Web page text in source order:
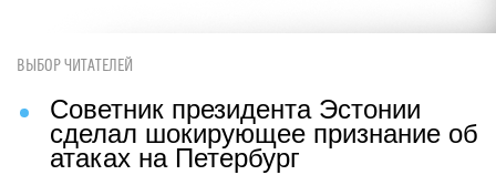
ВЫБОР ЧИТАТЕЛЕЙ
Советник президента Эстонии
сделал шокирующее признание об
атаках на Петербург